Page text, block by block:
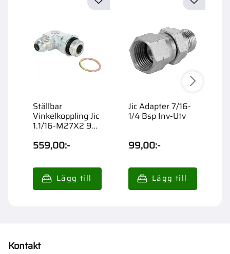
Ställbar
Vinkelkoppling Jic
1.1/16-M27X2 90
559,00:-
Jic Adapter 7/16-
1/4 Bsp Inv-Utv
99,00:-
Kontakt